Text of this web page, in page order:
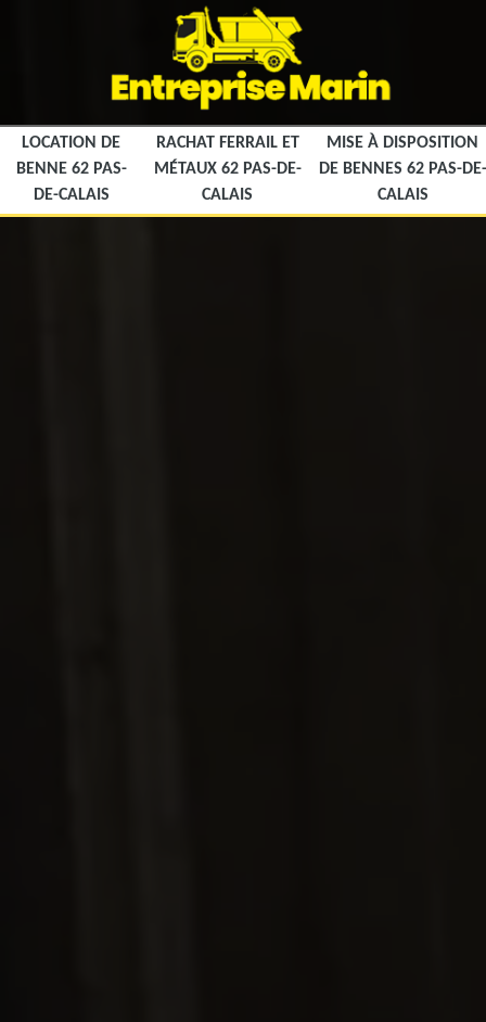
LOCATION DE
BENNE 62 PAS-
DE-CALAIS
RACHAT FERRAIL ET
MÉTAUX 62 PAS-DE-
CALAIS
MISE À DISPOSITION
DE BENNES 62 PAS-DE-
CALAIS